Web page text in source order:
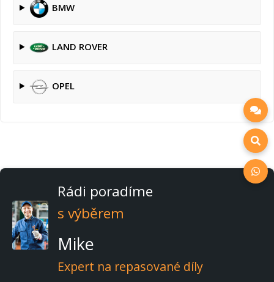
BMW
LAND ROVER
OPEL
Rádi poradíme
s výběrem
Mike
Expert na repasované díly